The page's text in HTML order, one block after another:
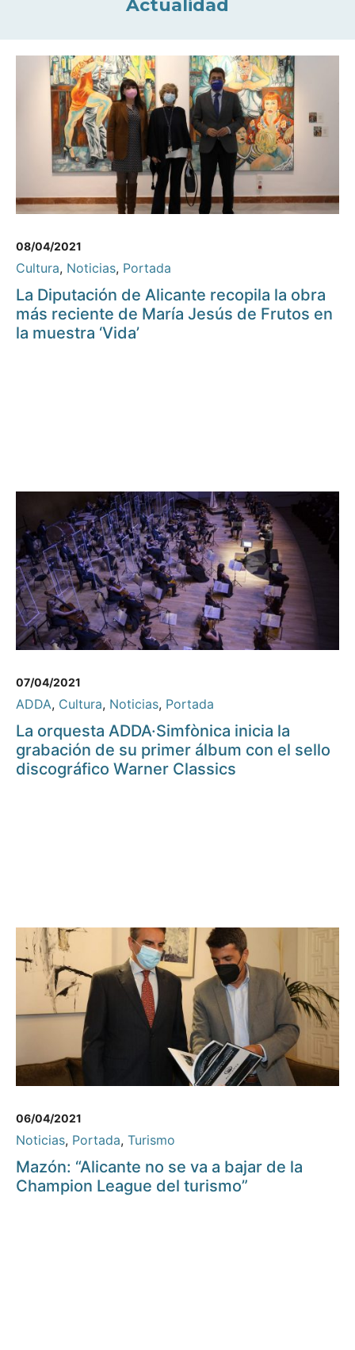
Actualidad
08/04/2021
Cultura, Noticias, Portada
La Diputación de Alicante recopila la obra
más reciente de María Jesús de Frutos en
la muestra ‘Vida’
07/04/2021
ADDA, Cultura, Noticias, Portada
La orquesta ADDA·Simfònica inicia la
grabación de su primer álbum con el sello
discográfico Warner Classics
06/04/2021
Noticias, Portada, Turismo
Mazón: “Alicante no se va a bajar de la
Champion League del turismo”